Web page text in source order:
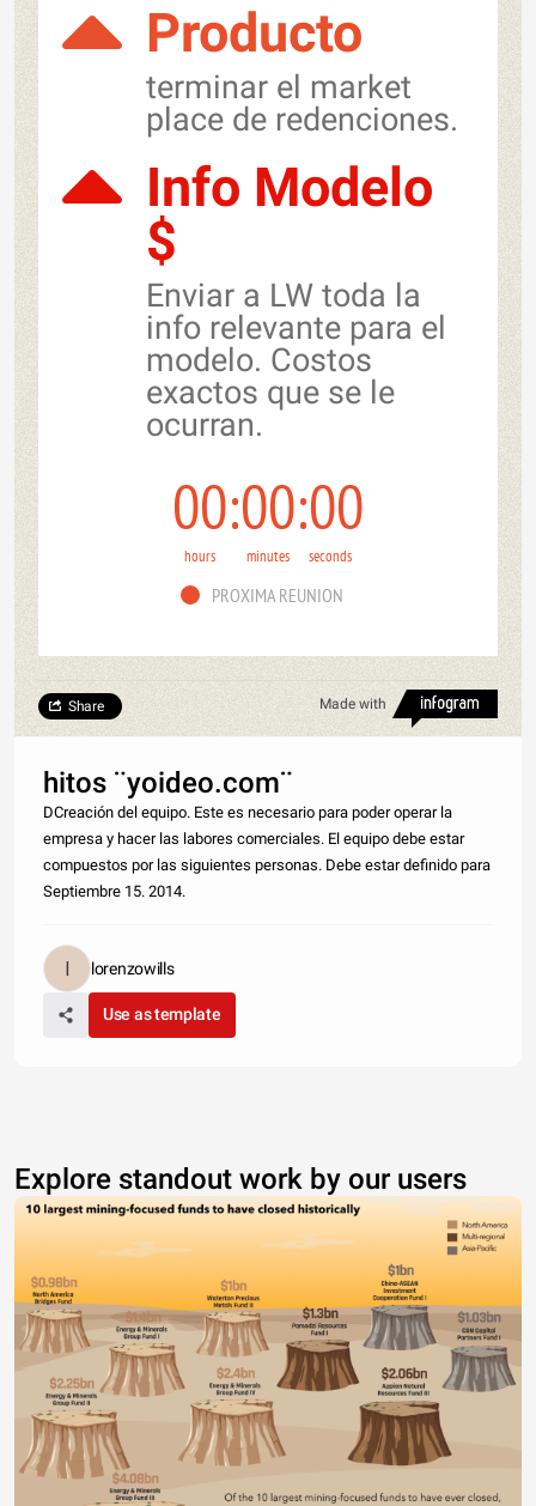
Producto
terminar el market
place de redenciones.
Info Modelo
$
Enviar a LW toda la
info relevante para el
modelo. Costos
exactos que se le
ocurran.
00
hours
00
minutes
00
seconds
PROXIMA REUNION
Made with
Share
hitos ¨yoideo.com¨
DCreación del equipo. Este es necesario para poder operar la
empresa y hacer las labores comerciales. El equipo debe estar
compuestos por las siguientes personas. Debe estar definido para
Septiembre 15. 2014.
lorenzowills
Use as template
Explore standout work by our users